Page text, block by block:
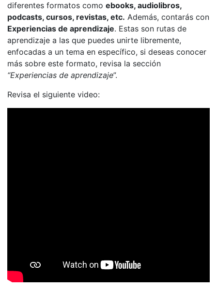
diferentes formatos como ebooks, audiolibros,
podcasts, cursos, revistas, etc. Además, contarás con
Experiencias de aprendizaje. Estas son rutas de
aprendizaje a las que puedes unirte libremente,
enfocadas a un tema en específico, si deseas conocer
más sobre este formato, revisa la sección
“Experiencias de aprendizaje”.
Revisa el siguiente video: